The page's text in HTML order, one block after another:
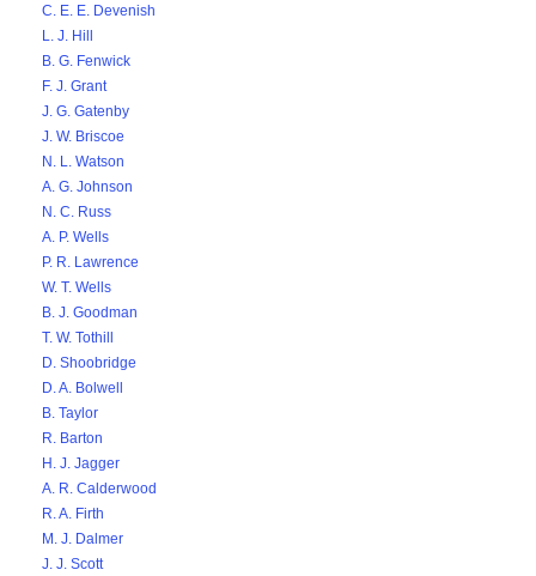
C. E. E. Devenish
L. J. Hill
B. G. Fenwick
F. J. Grant
J. G. Gatenby
J. W. Briscoe
N. L. Watson
A. G. Johnson
N. C. Russ
A. P. Wells
P. R. Lawrence
W. T. Wells
B. J. Goodman
T. W. Tothill
D. Shoobridge
D. A. Bolwell
B. Taylor
R. Barton
H. J. Jagger
A. R. Calderwood
R. A. Firth
M. J. Dalmer
J. J. Scott